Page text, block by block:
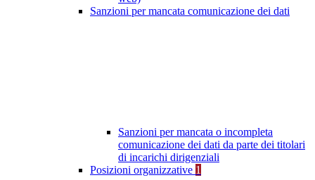
Sanzioni per mancata comunicazione dei dati
Sanzioni per mancata o incompleta
comunicazione dei dati da parte dei titolari
di incarichi dirigenziali
Posizioni organizzative 1